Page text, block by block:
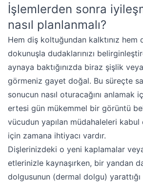
İşlemlerden sonra
nasıl planlanmalı?
Hem diş koltuğundan kalktınız
dokunuşla dudaklarınızı
aynaya baktığınızda biraz şişlik veya
görmeniz gayet doğal. Bu süreçte
sonucun nasıl oturacağını anlamak
ertesi gün mükemmel bir görüntü
vücudun yapılan müdahaleleri
için zamana ihtiyacı vardır.
Dişlerinizdeki o yeni kaplamalar
etlerinizle kaynaşırken, bir yandan
dolgusunun (dermal dolgu)